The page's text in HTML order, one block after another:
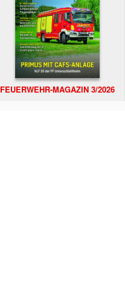
FEUERWEHR-MAGAZIN 3/2026